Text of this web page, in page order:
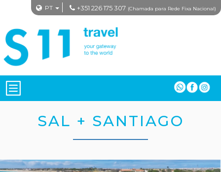
PT +351 226 175 307 (Chamada para Rede Fixa Nacional)
SAL + SANTIAGO